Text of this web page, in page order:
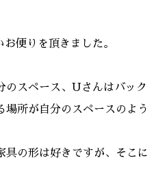
便りを頂きました。
のスペース、Uさんはバック
場所が自分のスペースのよう
具の形は好きですが、そこに